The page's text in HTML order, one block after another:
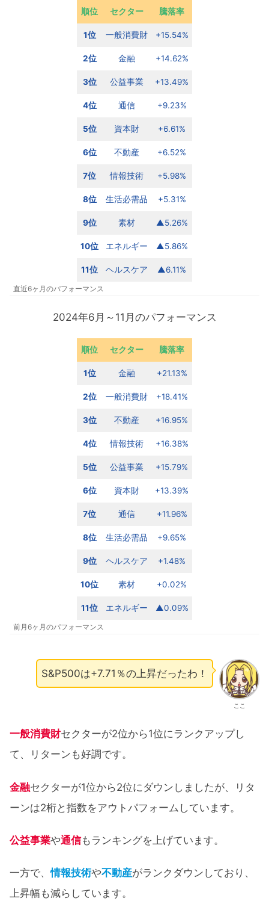
順位 セクター 騰落率
1位 一般消費財 +15.54%
2位 金融 +14.62%
3位 公益事業 +13.49%
4位 通信 +9.23%
5位 資本財 +6.61%
6位 不動産 +6.52%
7位 情報技術 +5.98%
8位 生活必需品 +5.31%
9位 素材 ▲5.26%
10位 エネルギー ▲5.86%
11位 ヘルスケア ▲6.11%
直近6ヶ月のパフォーマンス
2024年6月～11月のパフォーマンス
順位 セクター 騰落率
1位 金融 +21.13%
2位 一般消費財 +18.41%
3位 不動産 +16.95%
4位 情報技術 +16.38%
5位 公益事業 +15.79%
6位 資本財 +13.39%
7位 通信 +11.96%
8位 生活必需品 +9.65%
9位 ヘルスケア +1.48%
10位 素材 +0.02%
11位 エネルギー ▲0.09%
前月6ヶ月のパフォーマンス
ここ
S&P500は+7.71％の上昇だったわ！
一般消費財セクターが2位から1位にランクアップし
て、リターンも好調です。
金融セクターが1位から2位にダウンしましたが、リタ
ーンは2桁と指数をアウトパフォームしています。
公益事業や通信もランキングを上げています。
一方で、情報技術や不動産がランクダウンしており、
上昇幅も減らしています。